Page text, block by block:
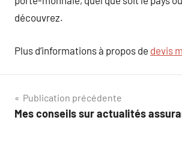
découvrez.
Plus d’informations à propos de devis
Navigation
de
Publication précédente
Mes conseils sur actualités